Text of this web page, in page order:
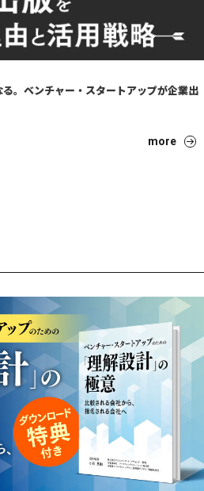
る。ベンチャー・スタートアップが企業出
more